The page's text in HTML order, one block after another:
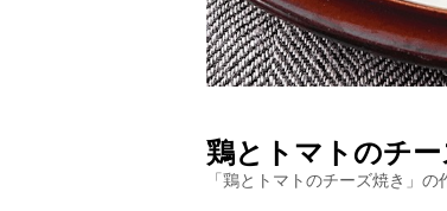
鶏とトマトのチー
「鶏とトマトのチーズ焼き 」